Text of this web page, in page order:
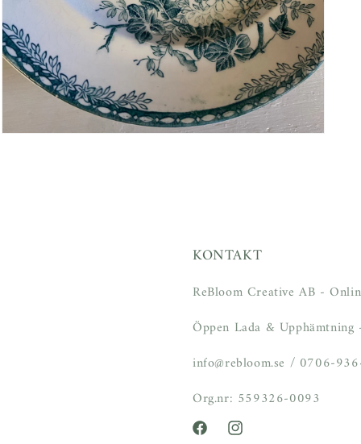
KONTAKT
ReBloom Creative AB -
Öppen Lada &
info@rebloom.se / 0706-
Org.nr: 559326-0093
FacebookInstagram